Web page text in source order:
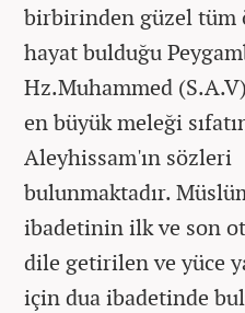
birbirinden güzel
hayat bulduğu
Hz.Muhammed
en büyük meleği
Aleyhissam'ın sözleri
bulunmaktadır.
ibadetinin ilk ve son
dile getirilen ve yüce
için dua ibadetinde